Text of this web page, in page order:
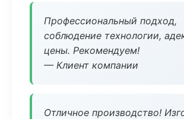
Профессиональный подход,
соблюдение технологии,
цены. Рекомендуем!
— Клиент компании
Отличное производство!